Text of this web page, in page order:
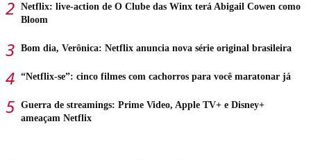
Netflix: live-action de O Clube das Winx terá Abigail Cowen como
Bloom
Bom dia, Verônica: Netflix anuncia nova série original brasileira
“Netflix-se”: cinco filmes com cachorros para você maratonar já
Guerra de streamings: Prime Video, Apple TV+ e Disney+
ameaçam Netflix